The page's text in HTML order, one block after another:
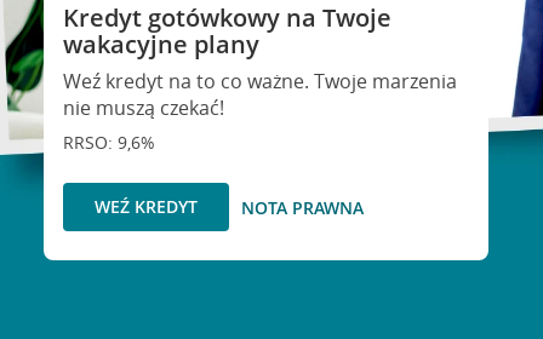
Kredyt gotówkowy na Twoje
wakacyjne plany
Weź kredyt na to co ważne. Twoje marzenia
nie muszą czekać!
RRSO: 9,6%
WEŹ KREDYT NOTA PRAWNA